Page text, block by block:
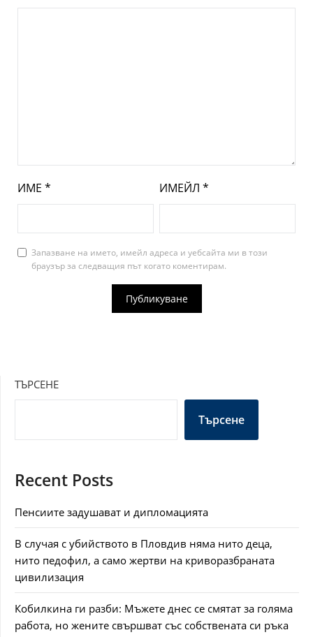
ИМЕ * ИМЕЙЛ *
Запазване на името, имейл адреса и уебсайта ми в този
браузър за следващия път когато коментирам.
ТЪРСЕНЕ
Търсене
Recent Posts
Пенсиите задушават и дипломацията
В случая с убийството в Пловдив няма нито деца,
нито педофил, а само жертви на криворазбраната
цивилизация
Кобилкина ги разби: Мъжете днес се смятат за голяма
работа, но жените свършват със собствената си ръка